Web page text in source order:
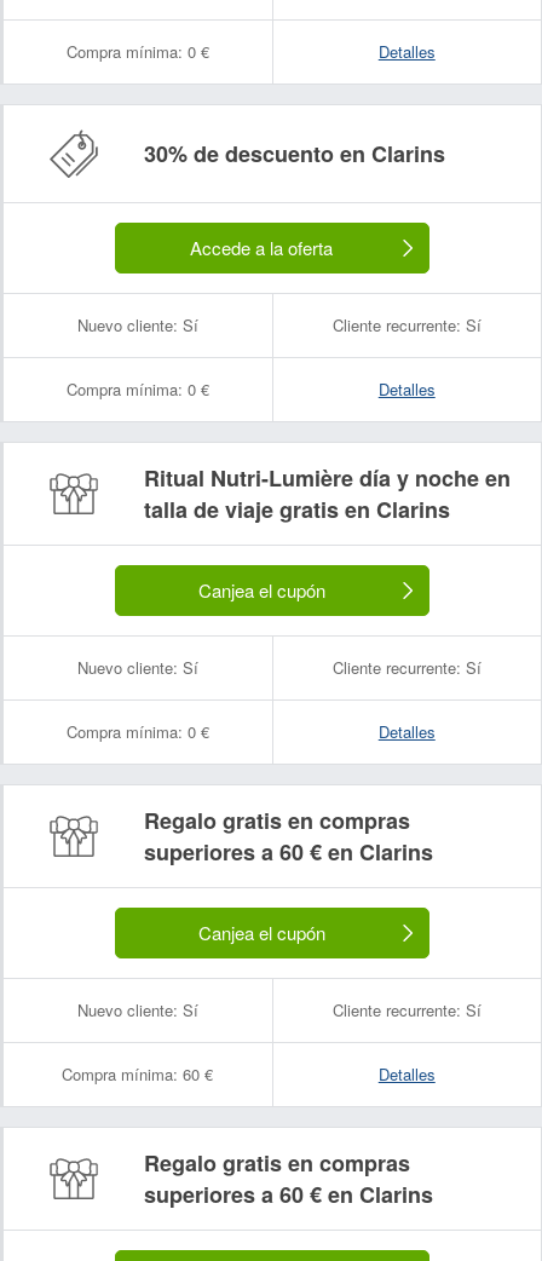
Compra mínima: 0 € Detalles
30% de descuento en Clarins
Accede a la oferta
Nuevo cliente: Sí Cliente recurrente: Sí
Compra mínima: 0 € Detalles
Ritual Nutri-Lumière día y noche en
talla de viaje gratis en Clarins
Canjea el cupón
Nuevo cliente: Sí Cliente recurrente: Sí
Compra mínima: 0 € Detalles
Regalo gratis en compras
superiores a 60 € en Clarins
Canjea el cupón
Nuevo cliente: Sí Cliente recurrente: Sí
Compra mínima: 60 € Detalles
Regalo gratis en compras
superiores a 60 € en Clarins
Correo electrónico: